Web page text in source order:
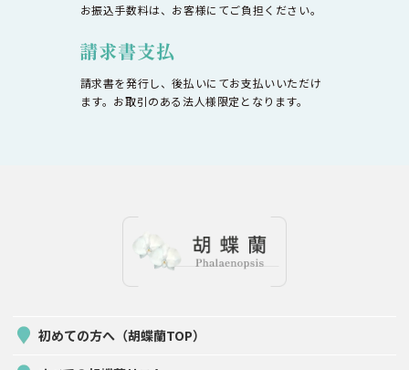
お振込手数料は、お客様にてご負担ください。
請求書を発行し、後払いにてお支払いいただけ
ます。お取引のある法人様限定となります。
初めての方へ（胡蝶蘭TOP）